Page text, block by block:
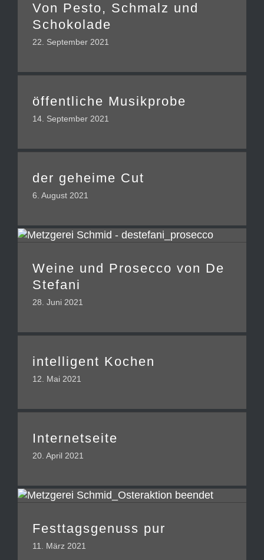
Von Pesto, Schmalz und
Schokolade
22. September 2021
öffentliche Musikprobe
14. September 2021
der geheime Cut
6. August 2021
Weine und Prosecco von De
Stefani
28. Juni 2021
intelligent Kochen
12. Mai 2021
Internetseite
20. April 2021
Festtagsgenuss pur
11. März 2021